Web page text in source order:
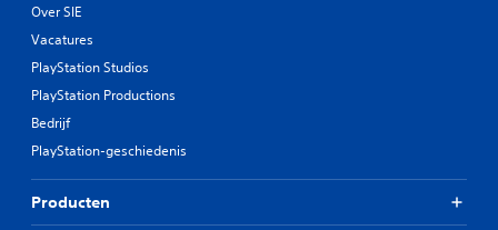
Over SIE
Vacatures
PlayStation Studios
PlayStation Productions
Bedrijf
PlayStation-geschiedenis
Producten